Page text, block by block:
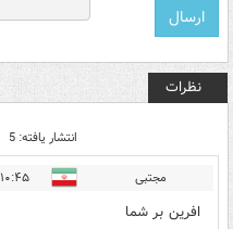
نظرات
انتشار یافته: 5
مجتبی ۱۰:۴۵ - ۱۳۹۵/۱۲/۳۰
افرین بر شما